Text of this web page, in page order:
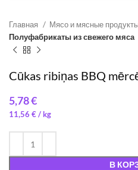
Главная
Мясо и мясные
Полуфабрикаты из свежего мяса
Cūkas ribiņas BBQ
€
11,56 €/
В